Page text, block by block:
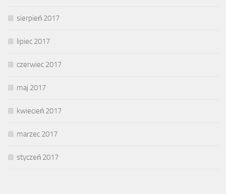
sierpień 2017
lipiec 2017
czerwiec 2017
maj 2017
kwiecień 2017
marzec 2017
styczeń 2017